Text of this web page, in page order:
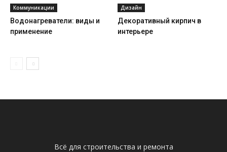
Коммуникации
Водонагреватели: виды и
применение
Дизайн
Декоративный кирпич в
интерьере
Всё для строительства и ремонта